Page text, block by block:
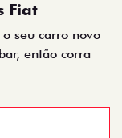
Fiat
seu carro novo
então corra